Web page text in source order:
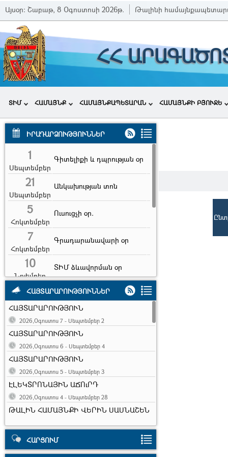
Այսօր: Շաբաթ, 8 Օգոստոսի 2026թ. Թալինի
ՀՀ
ՏԻՄ ՀԱՄԱՅՆՔ ՀԱՄԱՅՆՔԱՊԵՏԱՐԱՆ ՀԱՄԱՅՆՔԻ ԲՅՈՒՋԵ
ԻՐԱԴԱՐՁՈՒԹՅՈՒՆՆԵՐ
1
Սեպտեմբեր
Գիտելիքի և դպրության օր
21
Սեպտեմբեր
Անկախության տոն
5
Հոկտեմբեր
Ուսուցչի օր.
7
Հոկտեմբեր
Գրադարանավարի օր
10
Նոյեմբեր
ՏԻՄ ձևավորման օր
10
Նոյեմբեր
Երիտասարդության
համաշխարհային օր
7
Դեկտեմբեր
Երկրաշարժի զոհերի
հիշատակի օր
31
Դեկտեմբեր
Ամանոր
6
Հունվար
Սուրբ ծնունդ և
հայտնություն
13
Հունվար
Հին նոր տարի
ՀԱՅՏԱՐԱՐՈՒԹՅՈՒՆՆԵՐ
ՀԱՅՏԱՐԱՐՈՒԹՅՈՒՆ
2026,Օգոստոս 7 - Սեպտեմբեր 2
ՀԱՅՏԱՐԱՐՈՒԹՅՈՒՆ
2026,Օգոստոս 6 - Սեպտեմբեր 4
ՀԱՅՏԱՐԱՐՈՒԹՅՈՒՆ
2026,Օգոստոս 5 - Սեպտեմբեր 3
ԷԼԵԿՏՐՈՆԱՅԻՆ ԱՃՈւՐԴ
2026,Օգոստոս 4 - Սեպտեմբեր 28
ԹԱԼԻՆ ՀԱՄԱՅՆՔԻ ՎԵՐԻՆ ՍԱՍՆԱՇԵՆ
ՆՐԲԱՆՑՔ, ԹԻՎ 3/5 ՀԱՍՑԵՈՒՄ
ԳՏՆՎՈՂ, ՀԱՄԱՅՆՔԻ
ՍԵՓԱԿԱՆՈՒԹՅՈՒՆ ՀԱՆԴԻՍԱՑՈՂ
ՀԱՐՑՈՒՄ